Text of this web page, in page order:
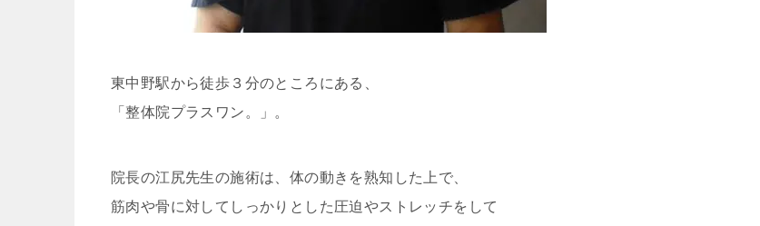
東中野駅から徒歩３分のところにある、
「整体院プラスワン。」。
院長の江尻先生の施術は、体の動きを熟知した上で、
筋肉や骨に対してしっかりとした圧迫やストレッチをして